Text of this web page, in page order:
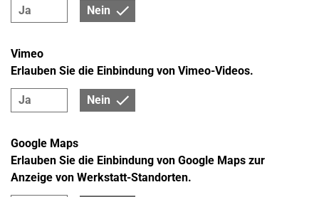
Ja Nein
Ja Nein
Vimeo
Erlauben Sie die Einbindung von Vimeo-Videos.
Google Maps
Erlauben Sie die Einbindung von Google Maps zur
Anzeige von Werkstatt-Standorten.